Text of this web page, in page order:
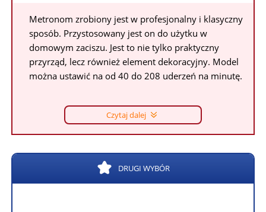
Metronom zrobiony jest w profesjonalny i klasyczny
sposób. Przystosowany jest on do użytku w
domowym zaciszu. Jest to nie tylko praktyczny
przyrząd, lecz również element dekoracyjny. Model
można ustawić na od 40 do 208 uderzeń na minutę.
Czytaj dalej
DRUGI WYBÓR